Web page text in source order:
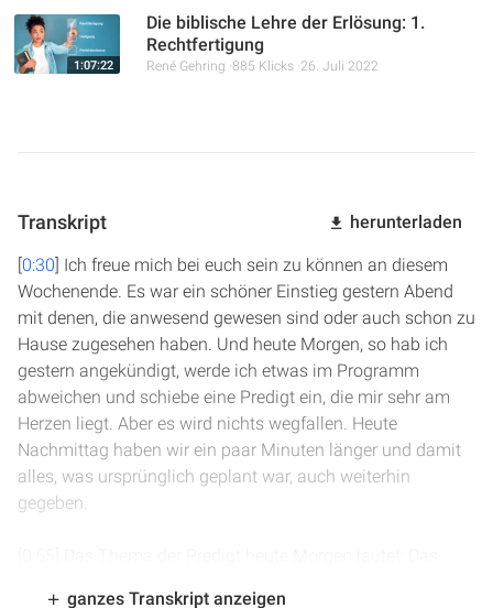
1:07:22
Die biblische Lehre der Erlösung: 1.
Rechtfertigung
René Gehring 885 Klicks 26. Juli 2022
Transkript herunterladen
[0:30] Ich freue mich bei euch sein zu können an diesem
Wochenende. Es war ein schöner Einstieg gestern Abend
mit denen, die anwesend gewesen sind oder auch schon zu
Hause zugesehen haben. Und heute Morgen, so hab ich
gestern angekündigt, werde ich etwas im Programm
abweichen und schiebe eine Predigt ein, die mir sehr am
Herzen liegt. Aber es wird nichts wegfallen. Heute
Nachmittag haben wir ein paar Minuten länger und damit
alles, was ursprünglich geplant war, auch weiterhin
gegeben.
ganzes Transkript anzeigen